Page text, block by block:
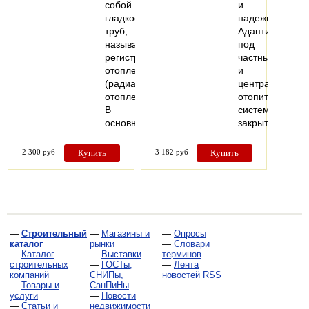
собой
гладкостенных
труб,
называется
регистром
отопления
(радиатор
отопления).
В
основном…
2 300 руб Купить
и
надежности.
Адаптирован
под
частные
и
отопительные
системы
закрытого…
3 182 руб Купить
— Строительный
каталог
— Каталог
строительных
компаний
— Товары и
услуги
— Статьи и
— Магазины и
рынки
— Выставки
— ГОСТы,
СНИПы,
СанПиНы
— Новости
недвижимости
— Опросы
— Словари
терминов
— Лента
новостей RSS